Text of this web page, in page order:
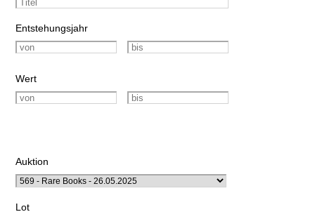
Entstehungsjahr
Wert
Auktion
Lot